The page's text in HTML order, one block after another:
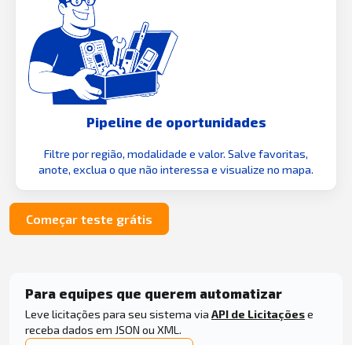
Pipeline de oportunidades
Filtre por região, modalidade e valor. Salve favoritas,
anote, exclua o que não interessa e visualize no mapa.
Começar teste grátis
Para equipes que querem automatizar
Leve licitações para seu sistema via API de Licitaçõese
receba dados em JSON ou XML.